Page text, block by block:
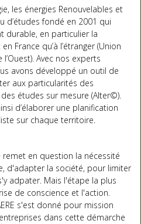
les énergies Renouvelables et
d’études fondé en 2001 qui
durable, en particulier la
France qu’à l’étranger (Union
Avec nos experts
avons développé un outil de
aux particularités des
études sur mesure (Alter©).
d’élaborer une planification
sur chaque territoire.
en question la nécessité
d'adapter la société, pour limiter
adpater. Mais l'étape la plus
de conscience et l'action.
s'est donné pour mission
dans cette démarche